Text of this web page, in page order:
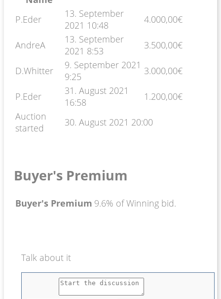
P.Eder
13. September
2021 10:48
4.000,00€
AndreA
13. September
2021 8:53
3.500,00€
D.Whitter
9. September 2021
9:25
3.000,00€
P.Eder
31. August 2021
16:58
1.200,00€
Auction
started
30. August 2021 20:00
Buyer's Premium
Buyer's Premium 9.6% of Winning bid.
Talk about it